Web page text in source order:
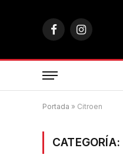
FacebookInstagram
Portada » Citroen
CATEGORÍA: